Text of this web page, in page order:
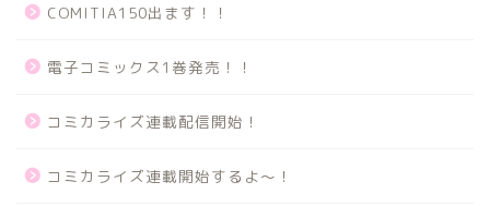
COMITIA150出ます！！
電子コミックス1巻発売！！
コミカライズ連載配信開始！
コミカライズ連載開始するよ～！